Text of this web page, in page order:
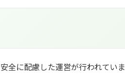
全に配慮した運営が行われていま